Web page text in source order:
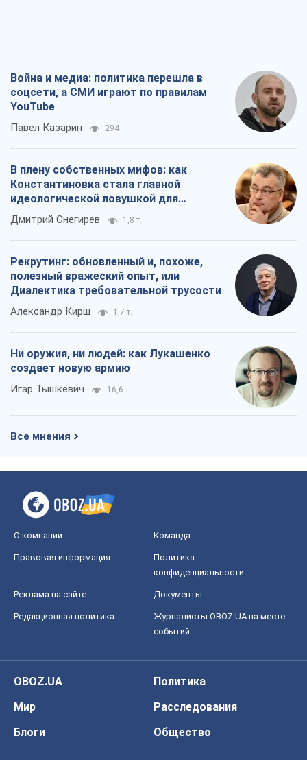
Война и медиа: политика перешла в
соцсети, а СМИ играют по правилам
YouTube
Павел Казарин 294
В плену собственных мифов: как
Константиновка стала главной
идеологической ловушкой для
российских оккупантов
Дмитрий Снегирев 1,8 т.
Рекрутинг: обновленный и, похоже,
полезный вражеский опыт, или
Диалектика требовательной трусости
Александр Кирш 1,7 т.
Ни оружия, ни людей: как Лукашенко
создает новую армию
Игар Тышкевич 16,6 т.
Все мнения
О компании Команда
Правовая информация
Политика
конфиденциальности
Реклама на сайте Документы
Редакционная политика
Журналисты OBOZ.UA на месте
событий
OBOZ.UA
Политика
Мир
Расследования
Блоги
Общество